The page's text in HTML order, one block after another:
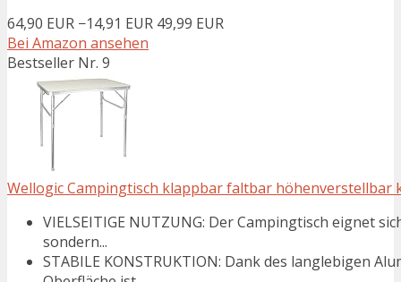
64,90 EUR −14,91 EUR 49,99 EUR
Bei Amazon ansehen
Bestseller Nr. 9
Wellogic Campingtisch klappbar faltbar höhenverstellbar
VIELSEITIGE NUTZUNG: Der Campingtisch eignet
sondern...
STABILE KONSTRUKTION: Dank des langlebigen